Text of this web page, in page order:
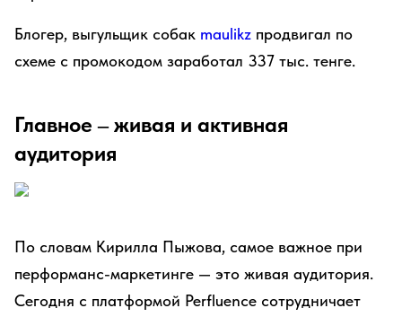
Блогер, выгульщик собак maulikz продвигал по
схеме с промокодом заработал 337 тыс. тенге.
Главное – живая и активная
аудитория
По словам Кирилла Пыжова, самое важное при
перформанс-маркетинге — это живая аудитория.
Сегодня с платформой Perfluence сотрудничает